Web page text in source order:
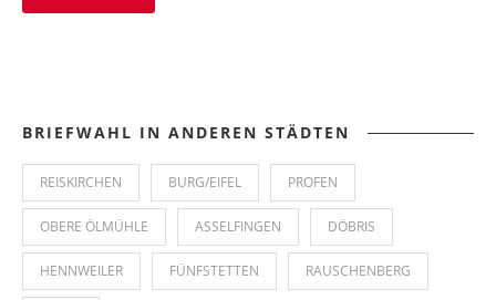
BRIEFWAHL IN ANDEREN STÄDTEN
REISKIRCHEN BURG/EIFEL PROFEN
OBERE ÖLMÜHLE ASSELFINGEN DÖBRIS
HENNWEILER FÜNFSTETTEN RAUSCHENBERG